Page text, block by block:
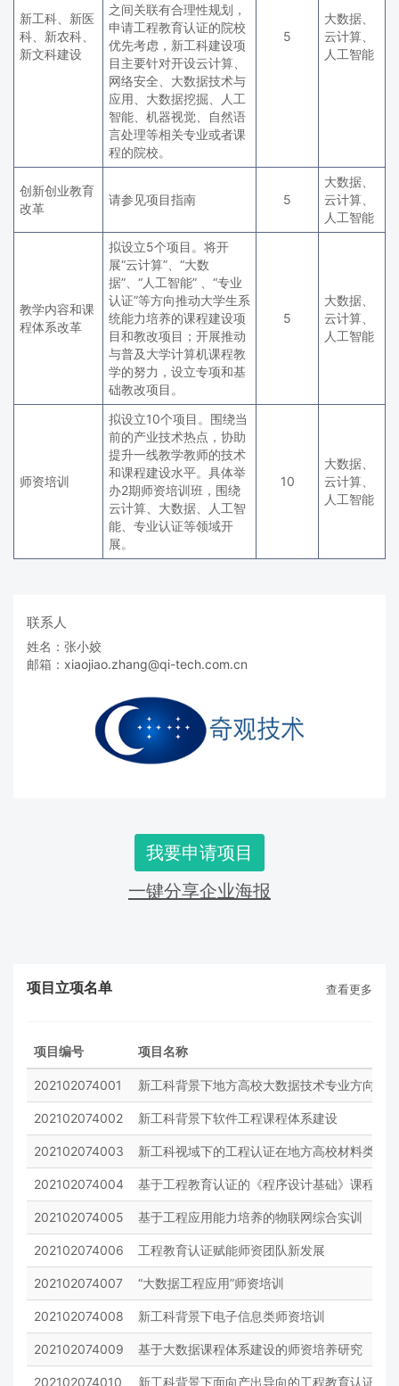
新工科、新医
科、新农科、
新文科建设
之间关联有合理性规划，
申请工程教育认证的院校
优先考虑，新工科建设项
目主要针对开设云计算、
网络安全、大数据技术与
应用、大数据挖掘、人工
智能、机器视觉、自然语
言处理等相关专业或者课
程的院校。
5
大数据、
云计算、
人工智能
创新创业教育
改革
请参见项目指南 5
大数据、
云计算、
人工智能
教学内容和课
程体系改革
拟设立5个项目。将开
展“云计算”、“大数
据”、“人工智能” 、“专业
认证”等方向推动大学生系
统能力培养的课程建设项
目和教改项目；开展推动
与普及大学计算机课程教
学的努力，设立专项和基
础教改项目。
5
大数据、
云计算、
人工智能
师资培训
拟设立10个项目。围绕当
前的产业技术热点，协助
提升一线教学教师的技术
和课程建设水平。具体举
办2期师资培训班，围绕
云计算、大数据、人工智
能、专业认证等领域开
展。
10
大数据、
云计算、
人工智能
联系人
姓名：张小姣
邮箱： xiaojiao.zhang@qi-tech.com.cn
我要申请项目
一键分享企业海报
项目立项名单 查看更多
项目编号 项目名称
202102074001 新工科背景下地方高校大数据技术专业方向建
202102074002 新工科背景下软件工程课程体系建设
202102074003 新工科视域下的工程认证在地方高校材料类专
202102074004 基于工程教育认证的《程序设计基础》课程教
202102074005 基于工程应用能力培养的物联网综合实训
202102074006 工程教育认证赋能师资团队新发展
202102074007 “大数据工程应用”师资培训
202102074008 新工科背景下电子信息类师资培训
202102074009 基于大数据课程体系建设的师资培养研究
202102074010 新工科背景下面向产出导向的工程教育认证专